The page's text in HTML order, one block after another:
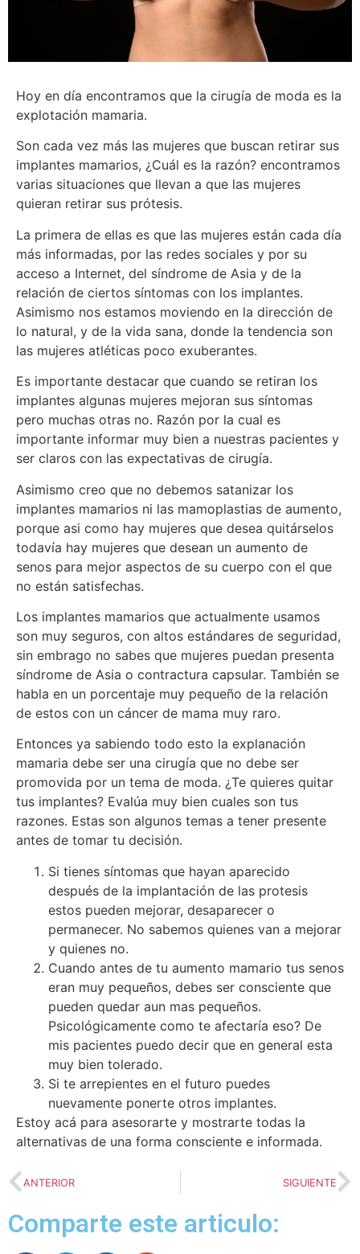
Hoy en día encontramos que la cirugía de moda es la
explotación mamaria.
Son cada vez más las mujeres que buscan retirar sus
implantes mamarios, ¿Cuál es la razón? encontramos
varias situaciones que llevan a que las mujeres
quieran retirar sus prótesis.
La primera de ellas es que las mujeres están cada día
más informadas, por las redes sociales y por su
acceso a Internet, del síndrome de Asia y de la
relación de ciertos síntomas con los implantes.
Asimismo nos estamos moviendo en la dirección de
lo natural, y de la vida sana, donde la tendencia son
las mujeres atléticas poco exuberantes.
Es importante destacar que cuando se retiran los
implantes algunas mujeres mejoran sus síntomas
pero muchas otras no. Razón por la cual es
importante informar muy bien a nuestras pacientes y
ser claros con las expectativas de cirugía.
Asimismo creo que no debemos satanizar los
implantes mamarios ni las mamoplastias de aumento,
porque asi como hay mujeres que desea quitárselos
todavía hay mujeres que desean un aumento de
senos para mejor aspectos de su cuerpo con el que
no están satisfechas.
Los implantes mamarios que actualmente usamos
son muy seguros, con altos estándares de seguridad,
sin embrago no sabes que mujeres puedan presenta
síndrome de Asia o contractura capsular. También se
habla en un porcentaje muy pequeño de la relación
de estos con un cáncer de mama muy raro.
Entonces ya sabiendo todo esto la explanación
mamaria debe ser una cirugía que no debe ser
promovida por un tema de moda. ¿Te quieres quitar
tus implantes? Evalúa muy bien cuales son tus
razones. Estas son algunos temas a tener presente
antes de tomar tu decisión.
Si tienes síntomas que hayan aparecido
después de la implantación de las protesis
estos pueden mejorar, desaparecer o
permanecer. No sabemos quienes van a mejorar
y quienes no.
Cuando antes de tu aumento mamario tus senos
eran muy pequeños, debes ser consciente que
pueden quedar aun mas pequeños.
Psicológicamente como te afectaría eso? De
mis pacientes puedo decir que en general esta
muy bien tolerado.
Si te arrepientes en el futuro puedes
nuevamente ponerte otros implantes.
Estoy acá para asesorarte y mostrarte todas la
alternativas de una forma consciente e informada.
ANTERIOR SIGUIENTE
Comparte este articulo: